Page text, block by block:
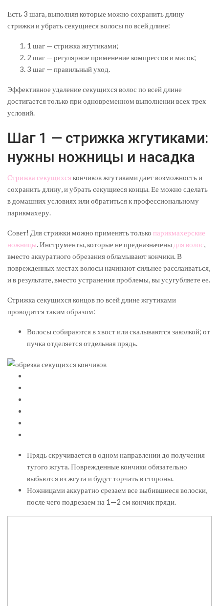
Есть 3 шага, выполняя которые можно сохранить длину
стрижки и убрать секущиеся волосы по всей длине:
1 шаг — стрижка жгутиками;
2 шаг — регулярное применение компрессов и масок;
3 шаг — правильный уход.
Эффективное удаление секущихся волос по всей длине
достигается только при одновременном выполнении всех трех
условий.
Шаг 1 — стрижка жгутиками:
нужны ножницы и насадка
Стрижка секущихся кончиков жгутиками дает возможность и
сохранить длину, и убрать секущиеся концы. Ее можно сделать
в домашних условиях или обратиться к профессиональному
парикмахеру.
Совет! Для стрижки можно применять только парикмахерские
ножницы. Инструменты, которые не предназначены для волос,
вместо аккуратного обрезания обламывают кончики. В
поврежденных местах волосы начинают сильнее расслаиваться,
и в результате, вместо устранения проблемы, вы усугубляете ее.
Стрижка секущихся концов по всей длине жгутиками
проводится таким образом:
Волосы собираются в хвост или скалываются заколкой; от
пучка отделяется отдельная прядь.
Прядь скручивается в одном направлении до получения
тугого жгута. Поврежденные кончики обязательно
выбьются из жгута и будут торчать в стороны.
Ножницами аккуратно срезаем все выбившиеся волоски,
после чего подрезаем на 1—2 см кончик пряди.